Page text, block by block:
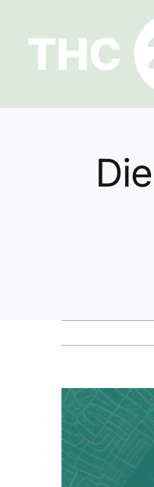
springen
Zeige
grösseres
Bild